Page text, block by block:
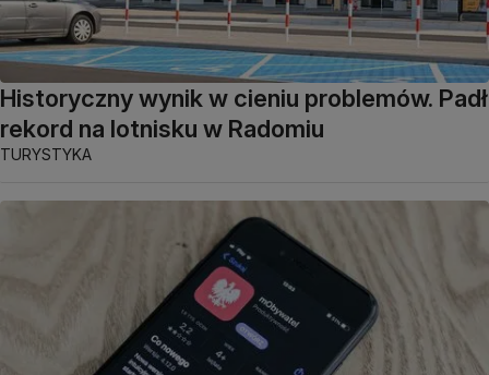
Historyczny wynik w cieniu problemów. Padł
rekord na lotnisku w Radomiu
TURYSTYKA